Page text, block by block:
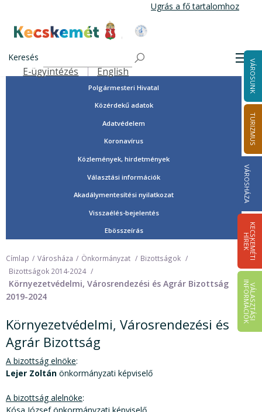
tartalomra
Ugrás a fő tartalomhoz
Kecskemét Város Honlapja
Keresés
Felső navigáció
E-ügyintézés English VÁROSUNK
TURIZMUS
VÁROSHÁZA
K
E
C
S
K
E
M
É
T
I
HÍ
R
E
K
V
Á
L
A
S
Z
T
Á
S
I
IN
F
O
R
M
Á
C
I
Ó
K
Tisztségviselők, képviselők
Országgyűlési képviselők
Önkormányzat
Polgármesteri Hivatal
Közérdekű adatok
Adatvédelem
Koronavírus
Közlemények, hirdetmények
Választási információk
Akadálymentesítési nyilatkozat
Visszaélés-bejelentés
Ebösszeírás
Címlap Városháza Önkormányzat
Bizottságok
Bizottságok 2014-2024
Környezetvédelmi, Városrendezési és Agrár Bizottság
2019-2024
Környezetvédelmi, Városrendezési és
Agrár Bizottság
A bizottság elnöke:
Lejer Zoltán önkormányzati képviselő
A bizottság alelnöke: